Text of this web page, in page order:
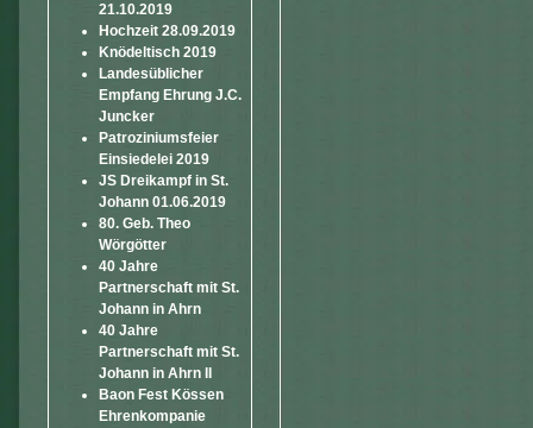
21.10.2019
Hochzeit 28.09.2019
Knödeltisch 2019
Landesüblicher
Empfang Ehrung J.C.
Juncker
Patroziniumsfeier
Einsiedelei 2019
JS Dreikampf in St.
Johann 01.06.2019
80. Geb. Theo
Wörgötter
40 Jahre
Partnerschaft mit St.
Johann in Ahrn
40 Jahre
Partnerschaft mit St.
Johann in Ahrn II
Baon Fest Kössen
Ehrenkompanie